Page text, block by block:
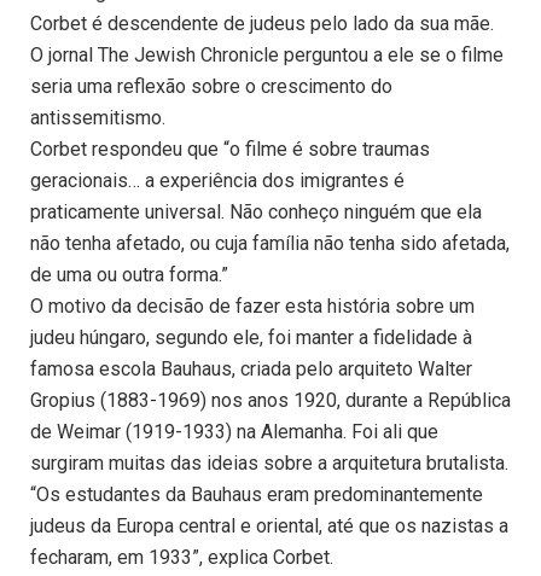
Corbet é descendente de judeus pelo lado da sua mãe.
O jornal The Jewish Chronicle perguntou a ele se o filme
seria uma reflexão sobre o crescimento do
antissemitismo.
Corbet respondeu que “o filme é sobre traumas
geracionais… a experiência dos imigrantes é
praticamente universal. Não conheço ninguém que ela
não tenha afetado, ou cuja família não tenha sido afetada,
de uma ou outra forma.”
O motivo da decisão de fazer esta história sobre um
judeu húngaro, segundo ele, foi manter a fidelidade à
famosa escola Bauhaus, criada pelo arquiteto Walter
Gropius (1883-1969) nos anos 1920, durante a República
de Weimar (1919-1933) na Alemanha. Foi ali que
surgiram muitas das ideias sobre a arquitetura brutalista.
“Os estudantes da Bauhaus eram predominantemente
judeus da Europa central e oriental, até que os nazistas a
fecharam, em 1933”, explica Corbet.